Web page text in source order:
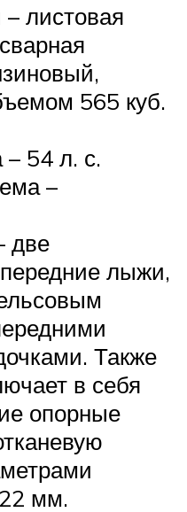
листовая
565 куб.
54 л. с.
–
две
лыжи,
Также
в себя
опорные
мм.